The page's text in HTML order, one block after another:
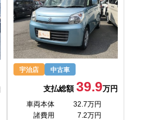
宇治店 中古車
支払総額39.9万円
車両本体
32.7万円
諸費用
7.2万円